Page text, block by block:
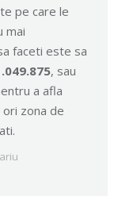
pe care le
mai
faceti este sa
, sau
a afla
zona de